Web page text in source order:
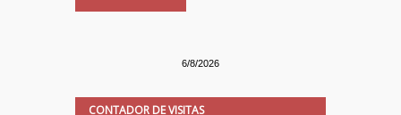
6/8/2026
CONTADOR DE VISITAS